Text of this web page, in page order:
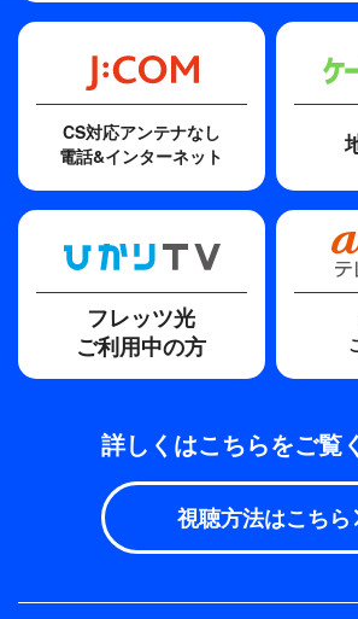
CS対応アンテナなし
電話&インターネット
フレッツ光
ご利用中の方
詳しくはこちらをご覧
視聴方法はこちら